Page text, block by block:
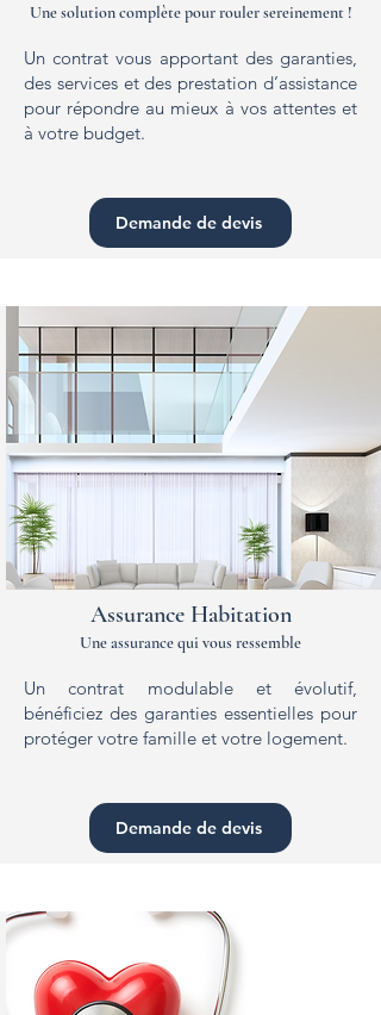
Une solution complète pour rouler sereinement !
Un contrat vous apportant des garanties,
des services et des prestation d’assistance
pour répondre au mieux à vos attentes et
à votre budget.
Demande de devis
Assurance Habitation
Une assurance qui vous ressemble
Un contrat modulable et évolutif,
bénéficiez des garanties essentielles pour
protéger votre famille et votre logement.
Demande de devis